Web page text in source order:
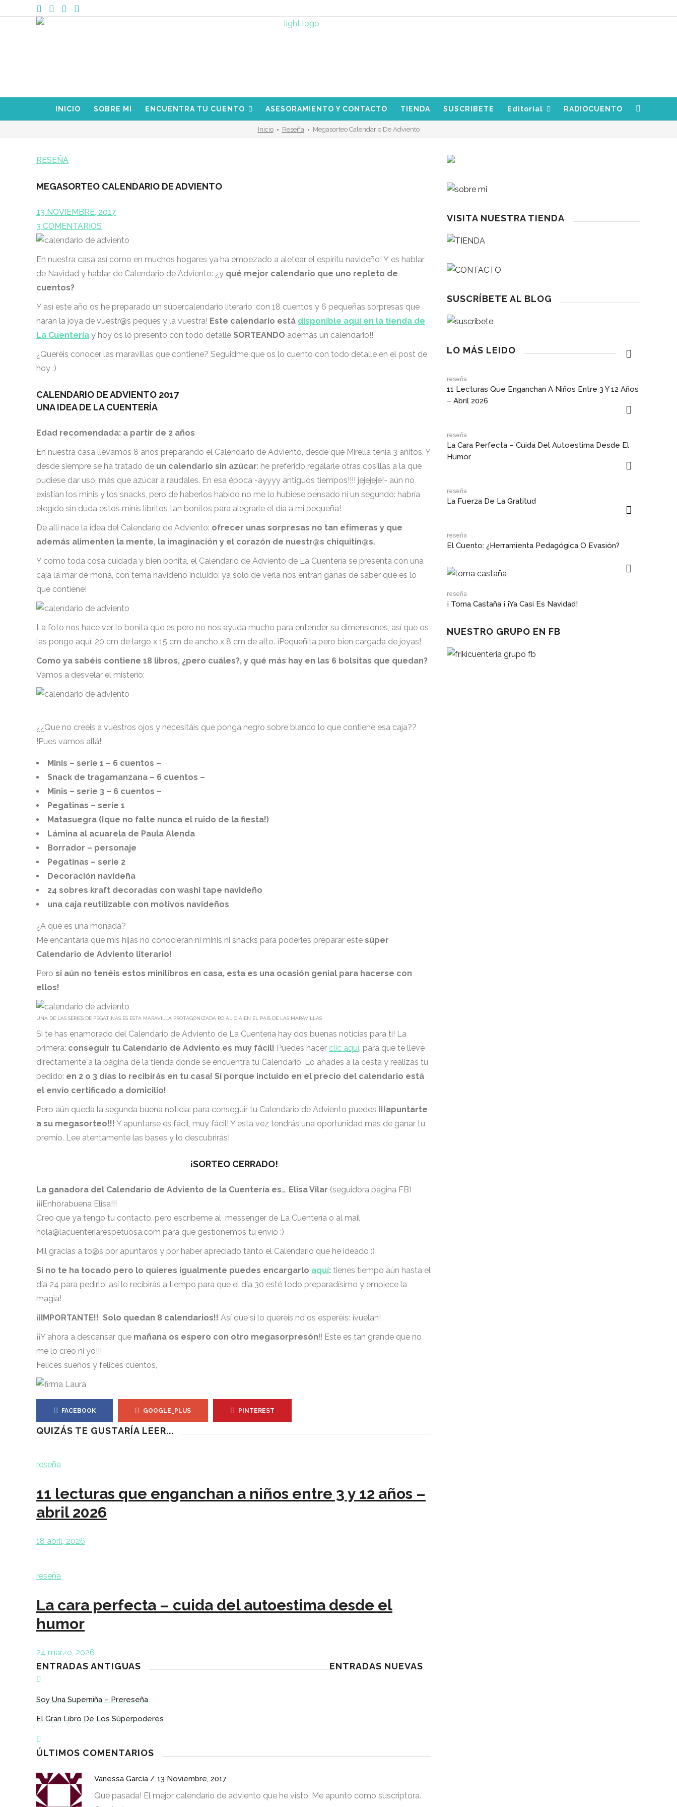
INICIO SOBRE MI ENCUENTRA TU CUENTO ASESORAMIENTO Y CONTACTO TIENDA SUSCRIBETE Editorial RADIOCUENTO
Inicio Reseña Megasorteo Calendario De Adviento
RESEÑA
MEGASORTEO CALENDARIO DE ADVIENTO
13 NOVIEMBRE, 2017
3 COMENTARIOS
En nuestra casa así como en muchos hogares ya ha empezado a aletear el espíritu navideño! Y es hablar
de Navidad y hablar de Calendario de Adviento: ¿y qué mejor calendario que uno repleto de
cuentos?
Y así este año os he preparado un súpercalendario literario: con 18 cuentos y 6 pequeñas sorpresas que
harán la joya de vuestr@s peques y la vuestra! Este calendario está disponible aquí en la tienda de
La Cuentería y hoy os lo presento con todo detalle SORTEANDO además un calendario!!
¿Queréis conocer las maravillas que contiene? Seguidme que os lo cuento con todo detalle en el post de
hoy :)
CALENDARIO DE ADVIENTO 2017
UNA IDEA DE LA CUENTERÍA
Edad recomendada: a partir de 2 años
En nuestra casa llevamos 8 años preparando el Calendario de Adviento, desde que Mirella tenía 3 añitos. Y
desde siempre se ha tratado de un calendario sin azúcar: he preferido regalarle otras cosillas a la que
pudiese dar uso, más que azúcar a raudales. En esa época -ayyyy antiguos tiempos!!!! jejejeje!- aún no
existían los minis y los snacks, pero de haberlos habido no me lo hubiese pensado ni un segundo: habría
elegido sin duda estos minis libritos tan bonitos para alegrarle el día a mi pequeña!
De allí nace la idea del Calendario de Adviento: ofrecer unas sorpresas no tan efímeras y que
además alimenten la mente, la imaginación y el corazón de nuestr@s chiquitin@s.
Y como toda cosa cuidada y bien bonita, el Calendario de Adviento de La Cuentería se presenta con una
caja la mar de mona, con tema navideño incluido: ya solo de verla nos entran ganas de saber qué es lo
que contiene!
La foto nos hace ver lo bonita que es pero no nos ayuda mucho para entender su dimensiones, así que os
las pongo aquí: 20 cm de largo x 15 cm de ancho x 8 cm de alto. ¡Pequeñita pero bien cargada de joyas!
Como ya sabéis contiene 18 libros, ¿pero cuáles?, y qué más hay en las 6 bolsitas que quedan?
Vamos a desvelar el misterio:
¿¿Que no creéis a vuestros ojos y necesitáis que ponga negro sobre blanco lo que contiene esa caja??
!Pues vamos allá!:
Minis – serie 1 – 6 cuentos –
Snack de tragamanzana – 6 cuentos –
Minis – serie 3 – 6 cuentos –
Pegatinas – serie 1
Matasuegra (¡que no falte nunca el ruido de la fiesta!)
Lámina al acuarela de Paula Alenda
Borrador – personaje
Pegatinas – serie 2
Decoración navideña
24 sobres kraft decoradas con washi tape navideño
una caja reutilizable con motivos navideños
¿A qué es una monada?
Me encantaría que mis hijas no conocieran ni minis ni snacks para poderles preparar este súper
Calendario de Adviento literario!
Pero si aún no tenéis estos minilibros en casa, esta es una ocasión genial para hacerse con
ellos!
UNA DE LAS SERIES DE PEGATINAS ES ESTA MARAVILLA PROTAGONIZADA RO ALICIA EN EL PAÍS DE LAS MARAVILLAS
Si te has enamorado del Calendario de Adviento de La Cuentería hay dos buenas noticias para ti! La
primera: conseguir tu Calendario de Adviento es muy fácil! Puedes hacer clic aquí, para que te lleve
directamente a la página de la tienda donde se encuentra tu Calendario. Lo añades a la cesta y realizas tu
pedido: en 2 o 3 días lo recibirás en tu casa! Sí porque incluido en el precio del calendario está
el envío certificado a domicilio!
Pero aún queda la segunda buena noticia: para conseguir tu Calendario de Adviento puedes ¡¡¡apuntarte
a su megasorteo!!! Y apuntarse es fácil, muy fácil! Y esta vez tendrás una oportunidad más de ganar tu
premio. Lee atentamente las bases y lo descubrirás!
¡SORTEO CERRADO!
La ganadora del Calendario de Adviento de la Cuentería es…. Elisa Vilar (seguidora página FB)
¡¡¡Enhorabuena Elisa!!!
Creo que ya tengo tu contacto, pero escríbeme al messenger de La Cuentería o al mail
hola@lacuenteriarespetuosa.com para que gestionemos tu envío :)
Mil gracias a to@s por apuntaros y por haber apreciado tanto el Calendario que he ideado :)
Si no te ha tocado pero lo quieres igualmente puedes encargarlo aquí: tienes tiempo aún hasta el
día 24 para pedirlo: así lo recibirás a tiempo para que el día 30 esté todo preparadísimo y empiece la
magia!
¡¡IMPORTANTE!! Solo quedan 8 calendarios!! Así que si lo queréis no os esperéis: ¡vuelan!
¡¡Y ahora a descansar que mañana os espero con otro megasorpresón!! Este es tan grande que no
me lo creo ni yo!!!
Felices sueños y felices cuentos,
FACEBOOK GOOGLE_PLUS PINTEREST
QUIZÁS TE GUSTARÍA LEER...
reseña
11 lecturas que enganchan a niños entre 3 y 12 años –
abril 2026
18 abril, 2026
reseña
La cara perfecta – cuida del autoestima desde el
humor
24 marzo, 2026
ENTRADAS ANTIGUAS ENTRADAS NUEVAS
Soy Una Superniña – Prereseña
El Gran Libro De Los Súperpoderes
ÚLTIMOS COMENTARIOS
Vanessa García / 13 Noviembre, 2017
Qué pasada! El mejor calendario de adviento que he visto. Me apunto como suscriptora.
VISITA NUESTRA TIENDA
SUSCRÍBETE AL BLOG
LO MÁS LEIDO
reseña
11 Lecturas Que Enganchan A Niños Entre 3 Y 12 Años
– Abril 2026
reseña
La Cara Perfecta – Cuida Del Autoestima Desde El
Humor
reseña
La Fuerza De La Gratitud
reseña
El Cuento: ¿herramienta Pedagógica O Evasión?
reseña
¡ Toma Castaña ¡ ¡Ya Casi Es Navidad!
NUESTRO GRUPO EN FB